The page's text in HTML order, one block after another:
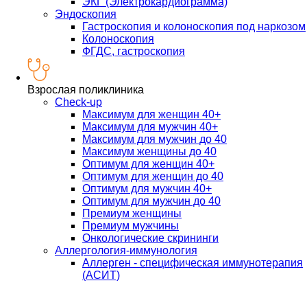
Эндоскопия
Гастроскопия и колоноскопия под наркозом
Колоноскопия
ФГДС, гастроскопия
Взрослая поликлиника
Check-up
Максимум для женщин 40+
Максимум для мужчин 40+
Максимум для мужчин до 40
Максимум женщины до 40
Оптимум для женщин 40+
Оптимум для женщин до 40
Оптимум для мужчин 40+
Оптимум для мужчин до 40
Премиум женщины
Премиум мужчины
Онкологические скрининги
Аллергология-иммунология
Аллерген - специфическая иммунотерапия
(АСИТ)